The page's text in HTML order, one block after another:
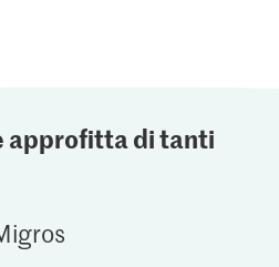
approfitta di tanti